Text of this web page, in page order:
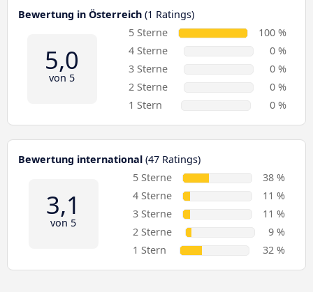
Bewertung in Österreich (1 Ratings)
5,0
von 5
5 Sterne
100 %
4 Sterne
0 %
3 Sterne
0 %
2 Sterne
0 %
1 Stern
0 %
Bewertung international (47 Ratings)
3,1
von 5
5 Sterne
38 %
4 Sterne
11 %
3 Sterne
11 %
2 Sterne
9 %
1 Stern
32 %